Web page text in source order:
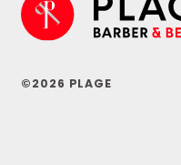
©2026 PLAGE